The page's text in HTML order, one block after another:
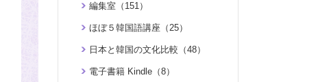
編集室（151）
ほぼ５韓国語講座（25）
日本と韓国の文化比較（48）
電子書籍 Kindle（8）